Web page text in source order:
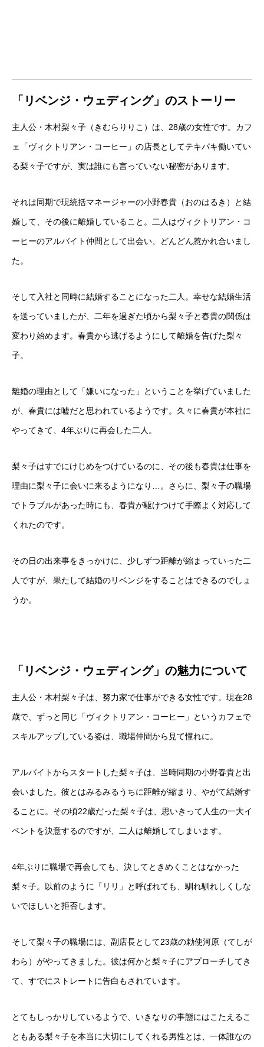
「リベンジ・ウェディング」のストーリー
主人公・木村梨々子（きむらりりこ）は、28歳の女性です。カフ
ェ「ヴィクトリアン・コーヒー」の店長としてテキパキ働いてい
る梨々子ですが、実は誰にも言っていない秘密があります。
それは同期で現統括マネージャーの小野春貴（おのはるき）と結
婚して、その後に離婚していること。二人はヴィクトリアン・コ
ーヒーのアルバイト仲間として出会い、どんどん惹かれ合いまし
た。
そして入社と同時に結婚することになった二人。幸せな結婚生活
を送っていましたが、二年を過ぎた頃から梨々子と春貴の関係は
変わり始めます。春貴から逃げるようにして離婚を告げた梨々
子。
離婚の理由として「嫌いになった」ということを挙げていました
が、春貴には嘘だと思われているようです。久々に春貴が本社に
やってきて、4年ぶりに再会した二人。
梨々子はすでにけじめをつけているのに、その後も春貴は仕事を
理由に梨々子に会いに来るようになり…。さらに、梨々子の職場
でトラブルがあった時にも、春貴が駆けつけて手際よく対応して
くれたのです。
その日の出来事をきっかけに、少しずつ距離が縮まっていった二
人ですが、果たして結婚のリベンジをすることはできるのでしょ
うか。
「リベンジ・ウェディング」の魅力について
主人公・木村梨々子は、努力家で仕事ができる女性です。現在28
歳で、ずっと同じ「ヴィクトリアン・コーヒー」というカフェで
スキルアップしている姿は、職場仲間から見て憧れに。
アルバイトからスタートした梨々子は、当時同期の小野春貴と出
会いました。彼とはみるみるうちに距離が縮まり、やがて結婚す
ることに。その頃22歳だった梨々子は、思いきって人生の一大イ
ベントを決意するのですが、二人は離婚してしまいます。
4年ぶりに職場で再会しても、決してときめくことはなかった
梨々子。以前のように「リリ」と呼ばれても、馴れ馴れしくしな
いでほしいと拒否します。
そして梨々子の職場には、副店長として23歳の勅使河原（てしが
わら）がやってきました。彼は何かと梨々子にアプローチしてき
て、すでにストレートに告白もされています。
とてもしっかりしているようで、いきなりの事態にはこたえるこ
ともある梨々子を本当に大切にしてくれる男性とは、一体誰なの